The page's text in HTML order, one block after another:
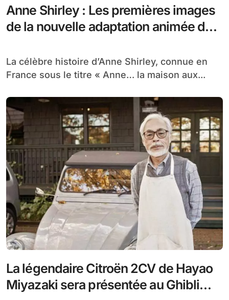
Anne Shirley : Les premières images
de la nouvelle adaptation animée du
La célèbre histoire d’Anne Shirley, connue en
France sous le titre « Anne… la maison aux...
La légendaire Citroën 2CV de Hayao
Miyazaki sera présentée au Ghibli